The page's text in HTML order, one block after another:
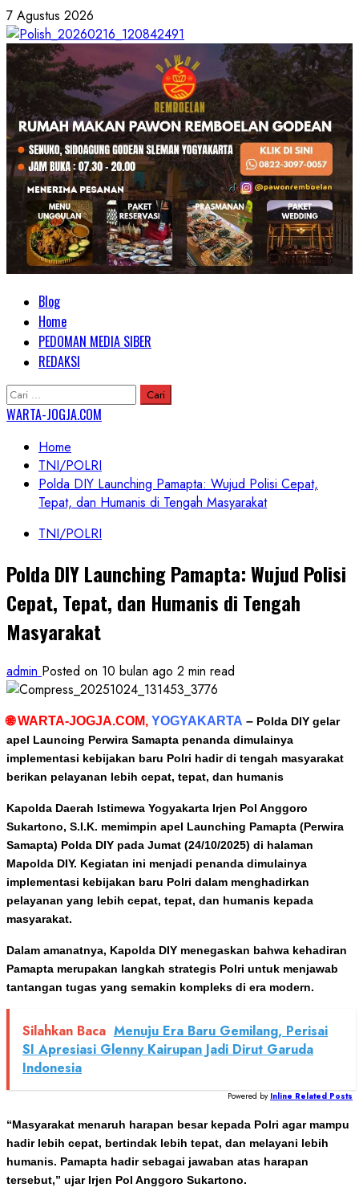
Skip
to
content
7 Agustus 2026
Primary
Menu
Blog
Home
PEDOMAN MEDIA SIBER
REDAKSI
Cari
untuk:
WARTA-JOGJA.COM
Home
TNI/POLRI
Polda DIY Launching Pamapta: Wujud Polisi Cepat,
Tepat, dan Humanis di Tengah Masyarakat
TNI/POLRI
Polda DIY Launching Pamapta: Wujud Polisi
Cepat, Tepat, dan Humanis di Tengah
Masyarakat
admin Posted on 10 bulan ago 2 min read
🌐 WARTA-JOGJA.COM, YOGYAKARTA – Polda DIY gelar
apel Launcing Perwira Samapta penanda dimulainya
implementasi kebijakan baru Polri hadir di tengah masyarakat
berikan pelayanan lebih cepat, tepat, dan humanis
Kapolda Daerah Istimewa Yogyakarta Irjen Pol Anggoro
Sukartono, S.I.K. memimpin apel Launching Pamapta (Perwira
Samapta) Polda DIY pada Jumat (24/10/2025) di halaman
Mapolda DIY. Kegiatan ini menjadi penanda dimulainya
implementasi kebijakan baru Polri dalam menghadirkan
pelayanan yang lebih cepat, tepat, dan humanis kepada
masyarakat.
Dalam amanatnya, Kapolda DIY menegaskan bahwa kehadiran
Pamapta merupakan langkah strategis Polri untuk menjawab
tantangan tugas yang semakin kompleks di era modern.
Silahkan Baca Menuju Era Baru Gemilang, Perisai
SI Apresiasi Glenny Kairupan Jadi Dirut Garuda
Indonesia
Powered by Inline Related Posts
“Masyarakat menaruh harapan besar kepada Polri agar mampu
hadir lebih cepat, bertindak lebih tepat, dan melayani lebih
humanis. Pamapta hadir sebagai jawaban atas harapan
tersebut,” ujar Irjen Pol Anggoro Sukartono.